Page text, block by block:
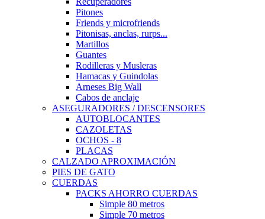
Pitones
Friends y microfriends
Pitonisas, anclas, rurps...
Martillos
Guantes
Rodilleras y Musleras
Hamacas y Guindolas
Arneses Big Wall
Cabos de anclaje
ASEGURADORES / DESCENSORES
AUTOBLOCANTES
CAZOLETAS
OCHOS - 8
PLACAS
CALZADO APROXIMACIÓN
PIES DE GATO
CUERDAS
PACKS AHORRO CUERDAS
Simple 80 metros
Simple 70 metros